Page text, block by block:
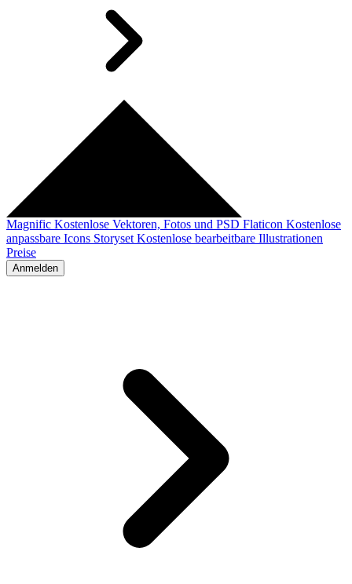
Magnific Kostenlose Vektoren, Fotos und PSD Flaticon Kostenlose
anpassbare Icons Storyset Kostenlose bearbeitbare Illustrationen
Preise
Anmelden